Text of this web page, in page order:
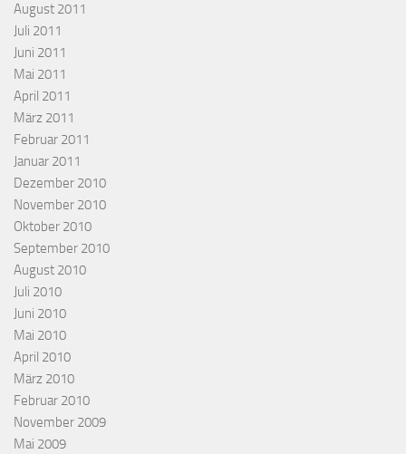
August 2011
Juli 2011
Juni 2011
Mai 2011
April 2011
März 2011
Februar 2011
Januar 2011
Dezember 2010
November 2010
Oktober 2010
September 2010
August 2010
Juli 2010
Juni 2010
Mai 2010
April 2010
März 2010
Februar 2010
November 2009
Mai 2009